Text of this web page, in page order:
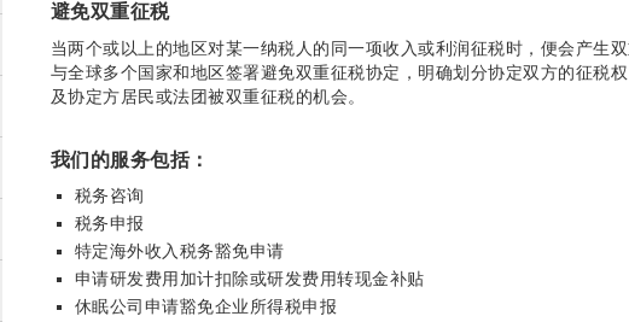
避免双重征税
当两个或以上的地区对某一纳税人的同一项收入或利润征税时，便会产生
与全球多个国家和地区签署避免双重征税协定，明确划分协定双方的征税
及协定方居民或法团被双重征税的机会。
我们的服务包括：
税务咨询
税务申报
特定海外收入税务豁免申请
申请研发费用加计扣除或研发费用转现金补贴
休眠公司申请豁免企业所得税申报